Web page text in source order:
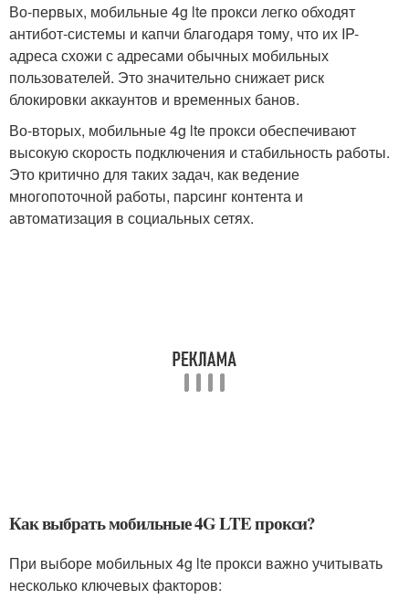
Во-первых, мобильные 4g lte прокси легко обходят
антибот-системы и капчи благодаря тому, что их IP-
адреса схожи с адресами обычных мобильных
пользователей. Это значительно снижает риск
блокировки аккаунтов и временных банов.
Во-вторых, мобильные 4g lte прокси обеспечивают
высокую скорость подключения и стабильность работы.
Это критично для таких задач, как ведение
многопоточной работы, парсинг контента и
автоматизация в социальных сетях.
Как выбрать мобильные 4G LTE прокси?
При выборе мобильных 4g lte прокси важно учитывать
несколько ключевых факторов: